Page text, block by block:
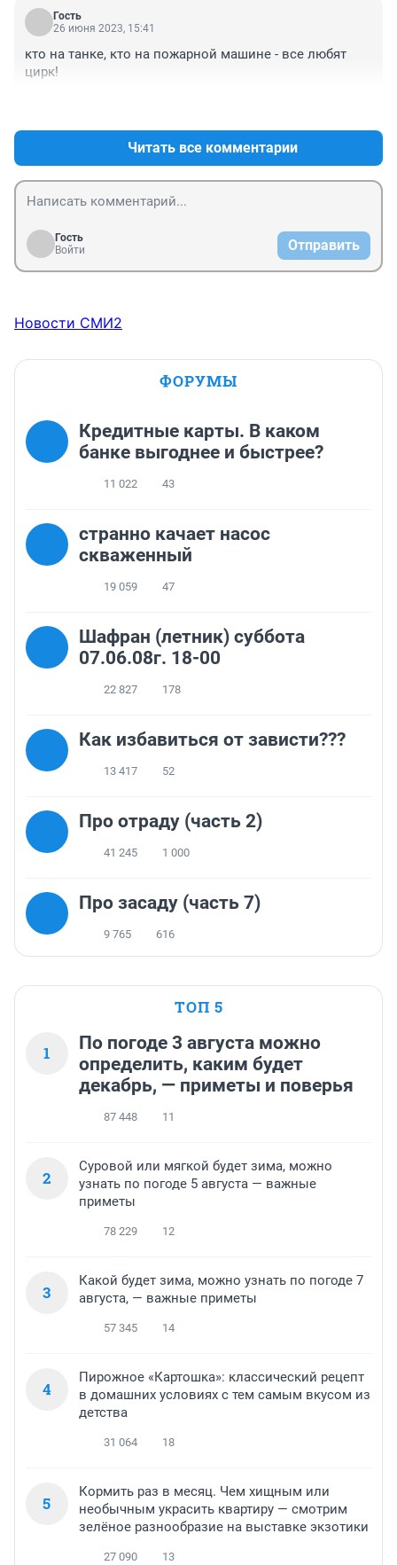
Гость
26 июня 2023, 15:41
кто на танке, кто на пожарной машине - все любят
цирк!
Читать все комментарии
Гость
Войти
Отправить
Новости СМИ2
ФОРУМЫ
Кредитные карты. В каком
банке выгоднее и быстрее?
11 022 43
странно качает насос
скваженный
19 059 47
Шафран (летник) суббота
07.06.08г. 18-00
22 827 178
Как избавиться от зависти???
13 417 52
Про отраду (часть 2)
41 245 1 000
Про засаду (часть 7)
9 765 616
ТОП 5
1
По погоде 3 августа можно
определить, каким будет
декабрь, — приметы и поверья
87 448 11
2
Суровой или мягкой будет зима, можно
узнать по погоде 5 августа — важные
приметы
78 229 12
3
Какой будет зима, можно узнать по погоде 7
августа, — важные приметы
57 345 14
4
Пирожное «Картошка»: классический рецепт
в домашних условиях с тем самым вкусом из
детства
31 064 18
5
Кормить раз в месяц. Чем хищным или
необычным украсить квартиру — смотрим
зелёное разнообразие на выставке экзотики
27 090 13